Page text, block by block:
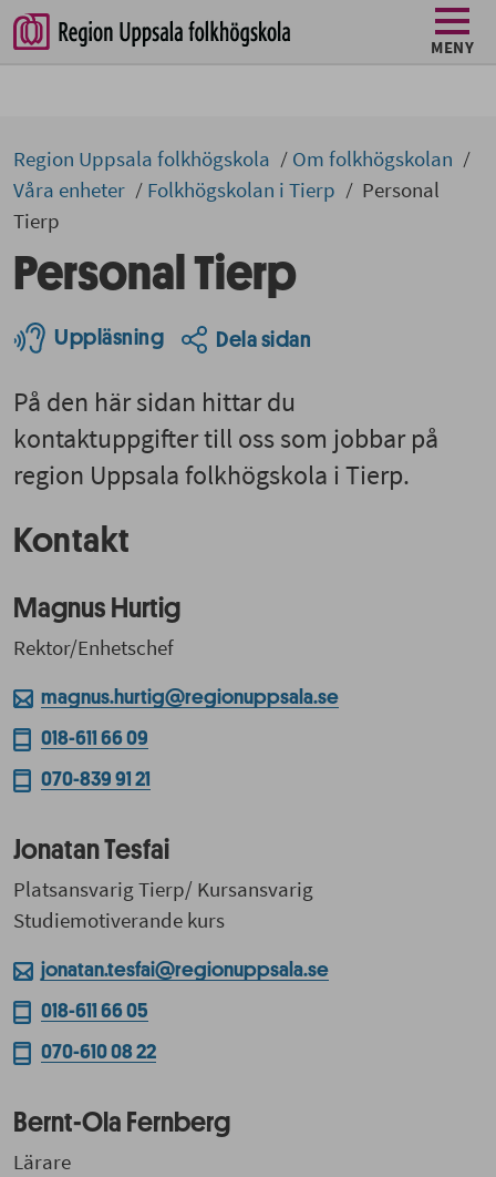
MENY
Region Uppsala folkhögskola
Om folkhögskolan
Våra enheter
Folkhögskolan i Tierp
Personal
Tierp
Personal Tierp
Uppläsning Dela sidan
På den här sidan hittar du
kontaktuppgifter till oss som jobbar på
region Uppsala folkhögskola i Tierp.
Kontakt
Magnus Hurtig
Rektor/Enhetschef
magnus.hurtig@regionuppsala.se
018-611 66 09
070-839 91 21
Jonatan Tesfai
Platsansvarig Tierp/ Kursansvarig
Studiemotiverande kurs
jonatan.tesfai@regionuppsala.se
018-611 66 05
070-610 08 22
Bernt-Ola Fernberg
Lärare